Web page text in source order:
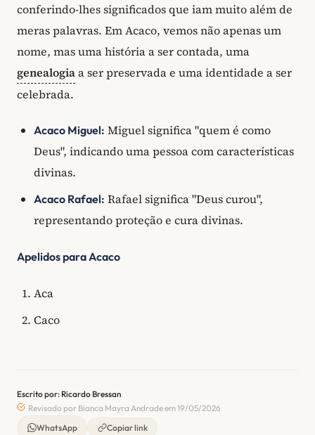
conferindo-lhes significados que iam muito além de
meras palavras. Em Acaco, vemos não apenas um
nome, mas uma história a ser contada, uma
genealogiaa ser preservada e uma identidade a ser
celebrada.
Acaco Miguel: Miguel significa "quem é como
Deus", indicando uma pessoa com características
divinas.
Acaco Rafael: Rafael significa "Deus curou",
representando proteção e cura divinas.
Apelidos para Acaco
Aca
Caco
Escrito por: Ricardo Bressan
Revisado por Bianca Mayra Andrade em 19/05/2026
WhatsApp
Copiar link